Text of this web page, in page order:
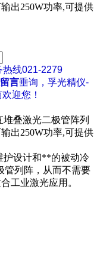
出250W功率,可提供
热线021-2279
言垂询，孚光精仪-
迎您！
堆叠激光二极管阵列
出250W功率,可提供
护设计和**的被动冷
管列阵，从而不需要
工业激光应用。